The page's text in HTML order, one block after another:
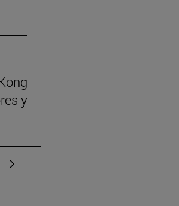
y
TAB para desplazarse.